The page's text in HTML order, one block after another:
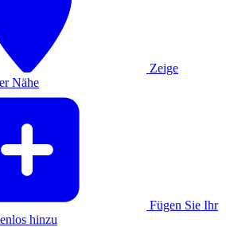
Zeige
Nähe
Fügen Sie Ihr
hinzu